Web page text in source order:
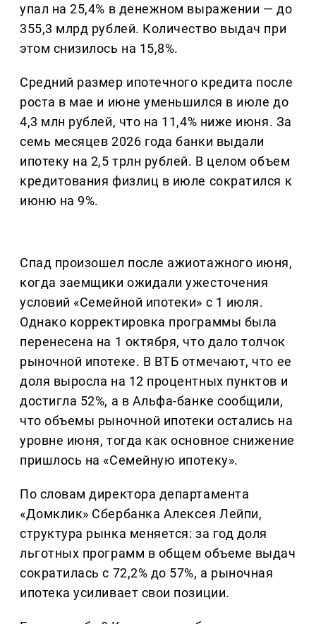
упал на 25,4% в денежном выражении — до
355,3 млрд рублей. Количество выдач при
этом снизилось на 15,8%.
Средний размер ипотечного кредита после
роста в мае и июне уменьшился в июле до
4,3 млн рублей, что на 11,4% ниже июня. За
семь месяцев 2026 года банки выдали
ипотеку на 2,5 трлн рублей. В целом объем
кредитования физлиц в июле сократился к
июню на 9%.
Спад произошел после ажиотажного июня,
когда заемщики ожидали ужесточения
условий «Семейной ипотеки» с 1 июля.
Однако корректировка программы была
перенесена на 1 октября, что дало толчок
рыночной ипотеке. В ВТБ отмечают, что ее
доля выросла на 12 процентных пунктов и
достигла 52%, а в Альфа-банке сообщили,
что объемы рыночной ипотеки остались на
уровне июня, тогда как основное снижение
пришлось на «Семейную ипотеку».
По словам директора департамента
«Домклик» Сбербанка Алексея Лейпи,
структура рынка меняется: за год доля
льготных программ в общем объеме выдач
сократилась с 72,2% до 57%, а рыночная
ипотека усиливает свои позиции.